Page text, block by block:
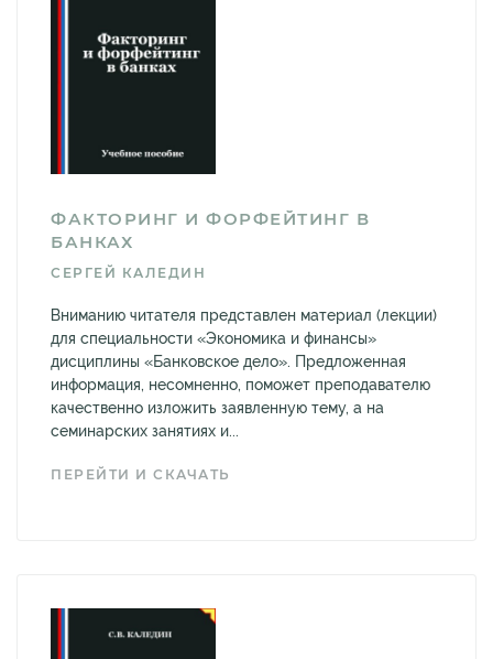
ФАКТОРИНГ И ФОРФЕЙТИНГ В
БАНКАХ
СЕРГЕЙ КАЛЕДИН
Вниманию читателя представлен материал (лекции)
для специальности «Экономика и финансы»
дисциплины «Банковское дело». Предложенная
информация, несомненно, поможет преподавателю
качественно изложить заявленную тему, а на
семинарских занятиях и...
ПЕРЕЙТИ И СКАЧАТЬ